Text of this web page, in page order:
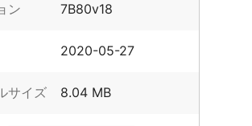
ン 7B80v18
2020-05-27
サイズ 8.04 MB